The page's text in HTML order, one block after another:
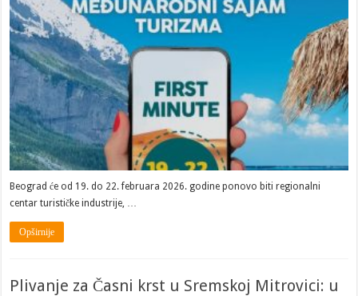
Beograd će od 19. do 22. februara 2026. godine ponovo biti regionalni
centar turističke industrije, …
Opširnije
Plivanje za Časni krst u Sremskoj Mitrovici: u